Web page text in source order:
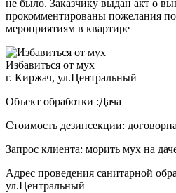
не было. Заказчику выдан акт о
прокомментированы пожелания
мероприятиям в квартире
Избавиться от мух
г. Киржач, ул.Центральный
Объект обработки :Дача
Стоимость дезинсекции:
Запрос клиента: морить мух на
Адрес проведения санитарной
ул.Центральный